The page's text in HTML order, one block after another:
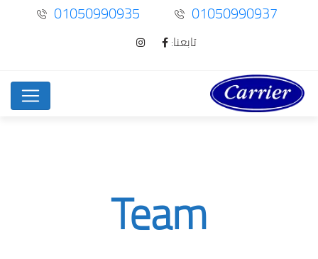
01050990937
01050990935
تابعنا:
Team